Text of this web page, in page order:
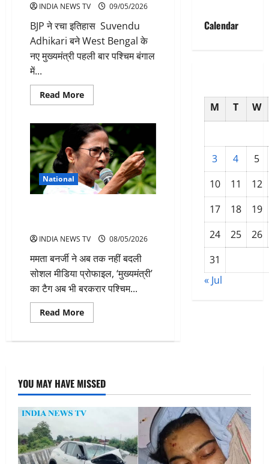
INDIA NEWS TV 09/05/2026
BJP ने रचा इतिहास Suvendu
Adhikari बने West Bengal के
नए मुख्यमंत्री पहली बार पश्चिम बंगाल
में...
Read MoreRead
more
बंगाल
में
BJP
की
ऐतिहासिक
जीत
CM
बने
अधिकारी
National
INDIA NEWS TV 08/05/2026
ममता बनर्जी ने अब तक नहीं बदली
सोशल मीडिया प्रोफाइल, ‘मुख्यमंत्री’
का टैग अब भी बरकरार पश्चिम...
Read MoreRead
more
बनर्जी
नहीं
हटाया
प्रोफाइल
CM
Calendar
M T W
3 4
5
10
11
12
17
18
19
24
25
26
31
« Jul
YOU MAY HAVE MISSED